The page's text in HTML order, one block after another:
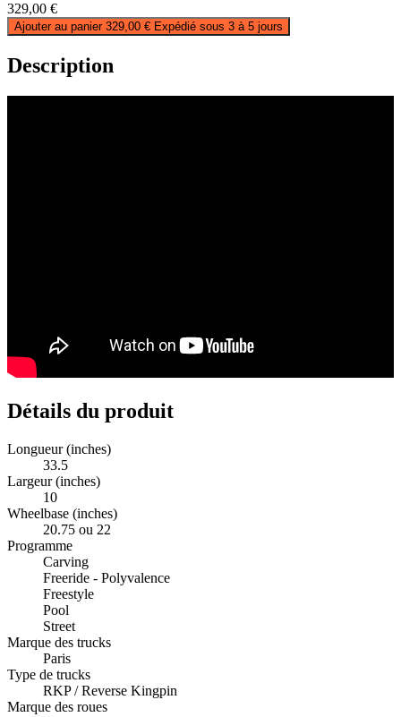
329,00 €
Ajouter au panier 329,00 € Expédié sous 3 à 5 jours
Description
Détails du produit
Longueur (inches)
33.5
Largeur (inches)
10
Wheelbase (inches)
20.75 ou 22
Programme
Carving
Freeride - Polyvalence
Freestyle
Pool
Street
Marque des trucks
Paris
Type de trucks
RKP / Reverse Kingpin
Marque des roues